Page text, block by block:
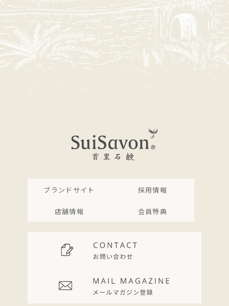
ブランドサイト 採用情報
店舗情報 会員特典